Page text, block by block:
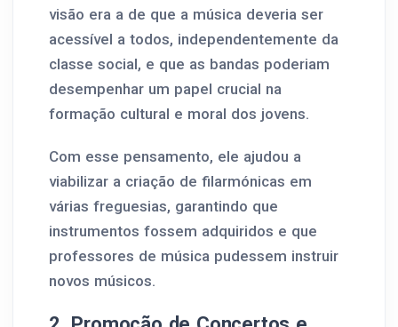
visão era a de que a música deveria ser
acessível a todos, independentemente da
classe social, e que as bandas poderiam
desempenhar um papel crucial na
formação cultural e moral dos jovens.
Com esse pensamento, ele ajudou a
viabilizar a criação de filarmónicas em
várias freguesias, garantindo que
instrumentos fossem adquiridos e que
professores de música pudessem instruir
novos músicos.